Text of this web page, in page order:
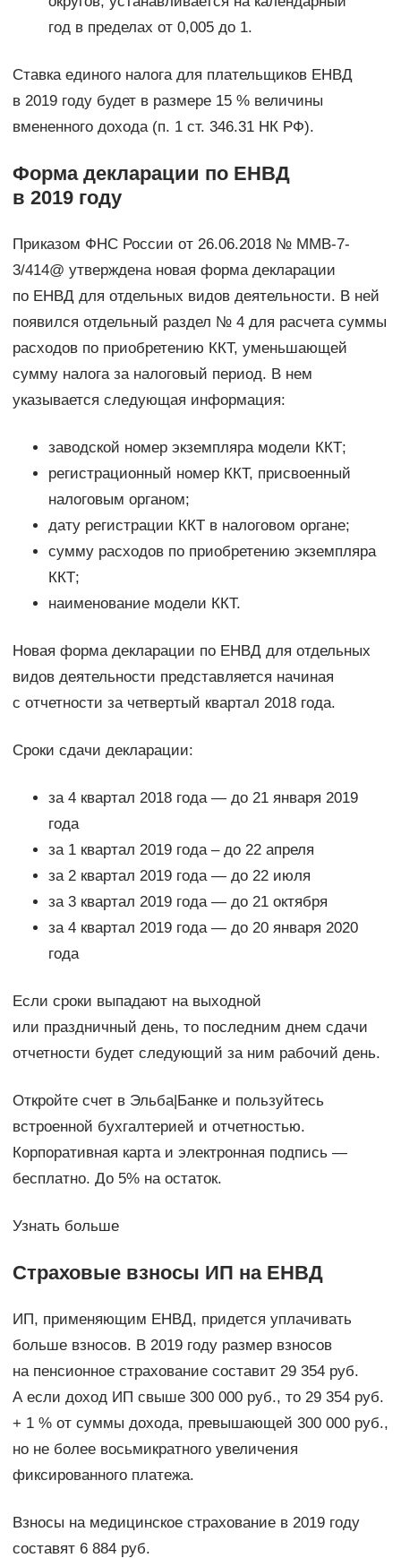
год в пределах от 0,005 до 1.
Ставка единого налога для плательщиков ЕНВД
в 2019 году будет в размере 15 % величины
вмененного дохода (п. 1 ст. 346.31 НК РФ).
Форма декларации по ЕНВД
в 2019 году
Приказом ФНС России от 26.06.2018 № ММВ-7-
3/414@ утверждена новая форма декларации
по ЕНВД для отдельных видов деятельности. В ней
появился отдельный раздел № 4 для расчета суммы
расходов по приобретению ККТ, уменьшающей
сумму налога за налоговый период. В нем
указывается следующая информация:
заводской номер экземпляра модели ККТ;
регистрационный номер ККТ, присвоенный
налоговым органом;
дату регистрации ККТ в налоговом органе;
сумму расходов по приобретению экземпляра
ККТ;
наименование модели ККТ.
Новая форма декларации по ЕНВД для отдельных
видов деятельности представляется начиная
с отчетности за четвертый квартал 2018 года.
Сроки сдачи декларации:
за 4 квартал 2018 года — до 21 января 2019
года
за 1 квартал 2019 года – до 22 апреля
за 2 квартал 2019 года — до 22 июля
за 3 квартал 2019 года — до 21 октября
за 4 квартал 2019 года — до 20 января 2020
года
Если сроки выпадают на выходной
или праздничный день, то последним днем сдачи
отчетности будет следующий за ним рабочий день.
Откройте счет в Эльба|Банке и пользуйтесь
встроенной бухгалтерией и отчетностью.
Корпоративная карта и электронная подпись —
бесплатно. До 5% на остаток.
Узнать больше
Страховые взносы ИП на ЕНВД
ИП, применяющим ЕНВД, придется уплачивать
больше взносов. В 2019 году размер взносов
на пенсионное страхование составит 29 354 руб.
А если доход ИП свыше 300 000 руб., то 29 354 руб.
+ 1 % от суммы дохода, превышающей 300 000 руб.,
но не более восьмикратного увеличения
фиксированного платежа.
Взносы на медицинское страхование в 2019 году
составят 6 884 руб.